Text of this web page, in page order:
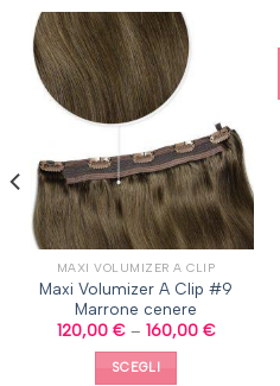
MAXI VOLUMIZER A CLIP
Maxi Volumizer A Clip #9
Marrone cenere
120,00 €– 160,00 €
SCEGLI